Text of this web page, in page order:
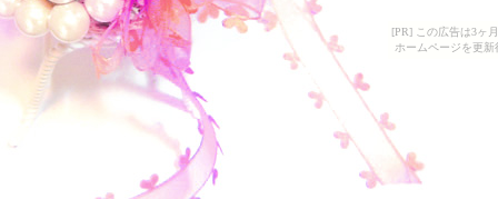
[PR] この広告は3ヶ
ホームページを更